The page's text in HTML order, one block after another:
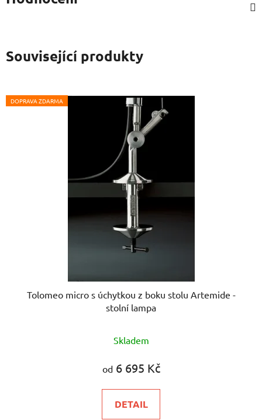
Související produkty
DOPRAVA ZDARMA
Tolomeo micro s úchytkou z boku stolu Artemide -
stolní lampa
Skladem
od6 695 Kč
DETAIL